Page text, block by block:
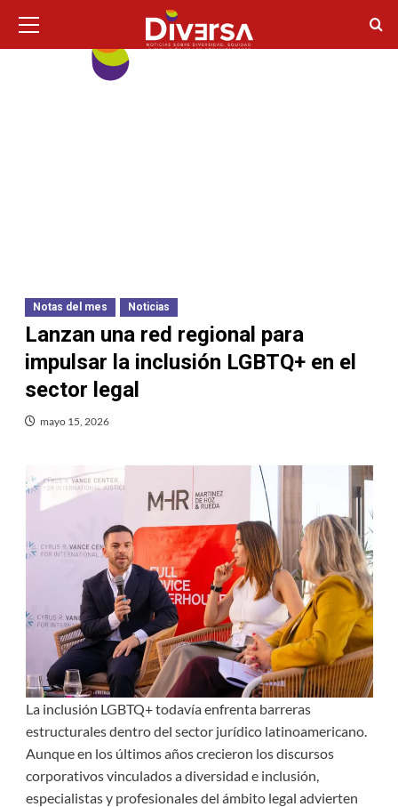
contenido
principal
Notas del mes Noticias
Lanzan una red regional para
impulsar la inclusión LGBTQ+ en el
sector legal
mayo 15, 2026
La inclusión LGBTQ+ todavía enfrenta barreras
estructurales dentro del sector jurídico latinoamericano.
Aunque en los últimos años crecieron los discursos
corporativos vinculados a diversidad e inclusión,
especialistas y profesionales del ámbito legal advierten